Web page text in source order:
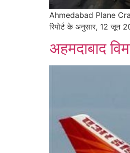
Ahmedabad Plane
रिपोर्ट के अनुसार, 12 जून
अहमदाबाद